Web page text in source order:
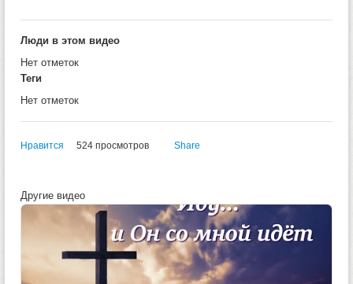
Люди в этом видео
Нет отметок
Теги
Нет отметок
Нравится 524 просмотров Share
Другие видео